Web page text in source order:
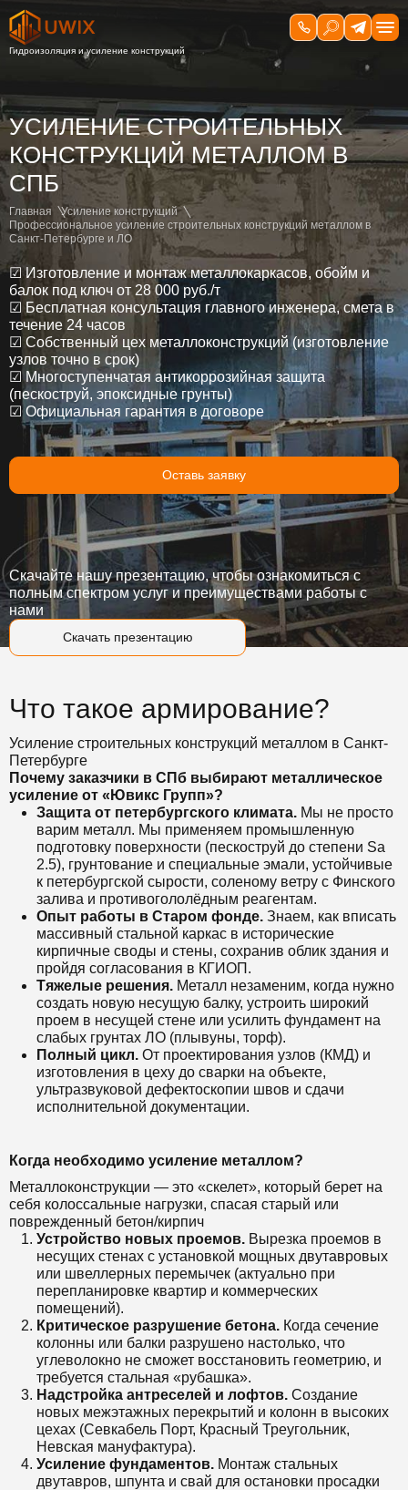
УСИЛЕНИЕ СТРОИТЕЛЬНЫХ
КОНСТРУКЦИЙ МЕТАЛЛОМ В
СПБ
Главная
Усиление конструкций
Профессиональное усиление строительных конструкций металлом в
Санкт-Петербурге и ЛО
☑ Изготовление и монтаж металлокаркасов, обойм и
балок под ключ от 28 000 руб./т
☑ Бесплатная консультация главного инженера, смета в
течение 24 часов
☑ Собственный цех металлоконструкций (изготовление
узлов точно в срок)
☑ Многоступенчатая антикоррозийная защита
(пескоструй, эпоксидные грунты)
☑ Официальная гарантия в договоре
Оставь заявку
Скачать презентацию
Скачайте нашу презентацию, чтобы ознакомиться с
полным спектром услуг и преимуществами работы с
нами
Что такое армирование?
Усиление строительных конструкций металлом в Санкт-
Петербурге
Почему заказчики в СПб выбирают металлическое
усиление от «Ювикс Групп»?
Защита от петербургского климата. Мы не просто
варим металл. Мы применяем промышленную
подготовку поверхности (пескоструй до степени Sa
2.5), грунтование и специальные эмали, устойчивые
к петербургской сырости, соленому ветру с Финского
залива и противогололёдным реагентам.
Опыт работы в Старом фонде. Знаем, как вписать
массивный стальной каркас в исторические
кирпичные своды и стены, сохранив облик здания и
пройдя согласования в КГИОП.
Тяжелые решения. Металл незаменим, когда нужно
создать новую несущую балку, устроить широкий
проем в несущей стене или усилить фундамент на
слабых грунтах ЛО (плывуны, торф).
Полный цикл. От проектирования узлов (КМД) и
изготовления в цеху до сварки на объекте,
ультразвуковой дефектоскопии швов и сдачи
исполнительной документации.
Когда необходимо усиление металлом?
Металлоконструкции — это «скелет», который берет на
себя колоссальные нагрузки, спасая старый или
поврежденный бетон/кирпич
Устройство новых проемов. Вырезка проемов в
несущих стенах с установкой мощных двутавровых
или швеллерных перемычек (актуально при
перепланировке квартир и коммерческих
помещений).
Критическое разрушение бетона. Когда сечение
колонны или балки разрушено настолько, что
углеволокно не сможет восстановить геометрию, и
требуется стальная «рубашка».
Надстройка антреселей и лофтов. Создание
новых межэтажных перекрытий и колонн в высоких
цехах (Севкабель Порт, Красный Треугольник,
Невская мануфактура).
Усиление фундаментов. Монтаж стальных
двутавров, шпунта и свай для остановки просадки